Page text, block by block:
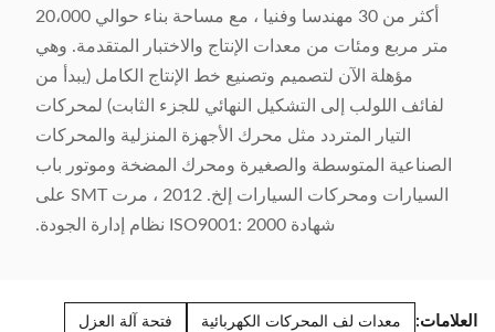
أكثر من 30 مهندسا وفنيا ، مع مساحة بناء حوالي 20،000
متر مربع ومئات من معدات الإنتاج والاختبار المتقدمة. وهي
مؤهلة الآن لتصميم وتصنيع خط الإنتاج الكامل (يبدأ من
لفائف اللولب إلى التشكيل النهائي للجزء الثابت) لمحركات
التيار المتردد مثل محرك الأجهزة المنزلية والمحركات
الصناعية المتوسطة والصغيرة ومحرك المضخة وموتور باب
السيارات ومحركات السيارات إلخ. 2012 ، مرت SMT على
شهادة ISO9001: 2000 نظام إدارة الجودة.
العلامات: معدات لف المحركات الكهربائية فتحة آلة العزل